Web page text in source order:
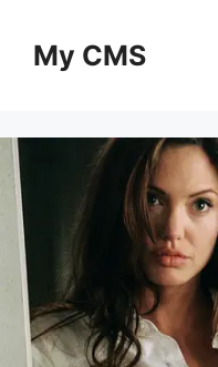
contentMy CMS